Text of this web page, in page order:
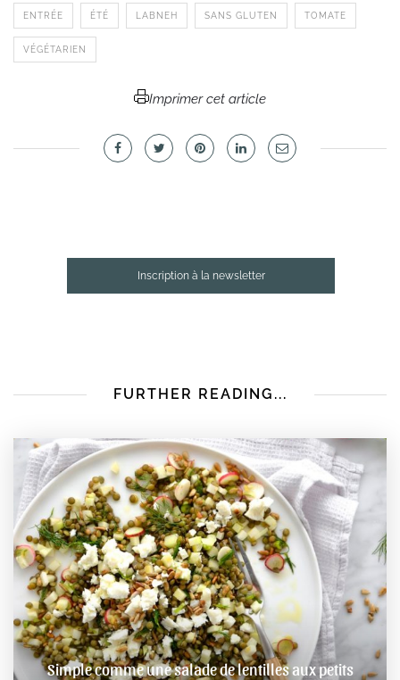
ENTRÉE ÉTÉ LABNEH SANS GLUTEN TOMATE
VÉGÉTARIEN
Imprimer cet article
Inscription à la newsletter
FURTHER READING...
Simple comme une salade de lentilles aux petits